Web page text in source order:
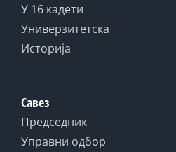
У 16 кадети
Универзитетска
Историја
Савез
Председник
Управни одбор